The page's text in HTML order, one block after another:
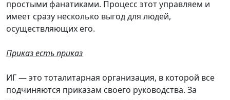
простыми фанатиками. Процесс этот управляем и
имеет сразу несколько выгод для людей,
осуществляющих его.
Приказ есть приказ
ИГ — это тоталитарная организация, в которой все
подчиняются приказам своего руководства. За